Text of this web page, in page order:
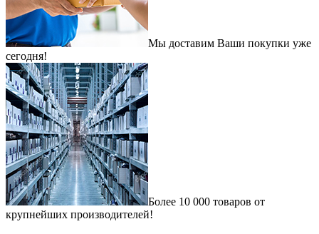
Мы доставим Ваши покупки уже
сегодня!
Более 10 000 товаров от
крупнейших производителей!